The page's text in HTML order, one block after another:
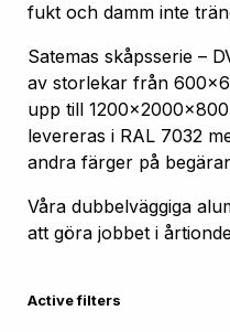
fukt och damm inte
Satemas skåpsserie –
av storlekar från
upp till
levereras i RAL 7032
andra färger på
Våra dubbelväggiga
att göra jobbet i
Active filters